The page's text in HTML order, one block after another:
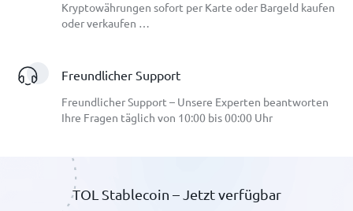
Kryptowährungen sofort per Karte oder Bargeld kaufen
oder verkaufen …
Freundlicher Support
Freundlicher Support – Unsere Experten beantworten
Ihre Fragen täglich von 10:00 bis 00:00 Uhr
TOL Stablecoin – Jetzt verfügbar